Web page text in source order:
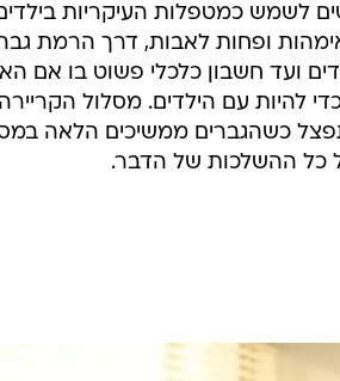
לשמש כמטפלות העיקריות
ופחות לאבות, דרך הרמת
ועד חשבון כלכלי פשוט בו אם
להיות עם הילדים. מסלול
כשהגברים ממשיכים הלאה
כל ההשלכות של הדבר.